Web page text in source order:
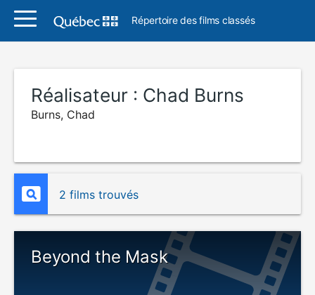
Répertoire des films classés
Réalisateur : Chad Burns
Burns, Chad
2 films trouvés
Beyond the Mask